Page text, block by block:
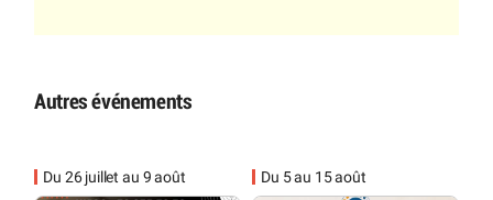
Autres événements
Du 26 juillet au 9 août Du 5 au 15 août